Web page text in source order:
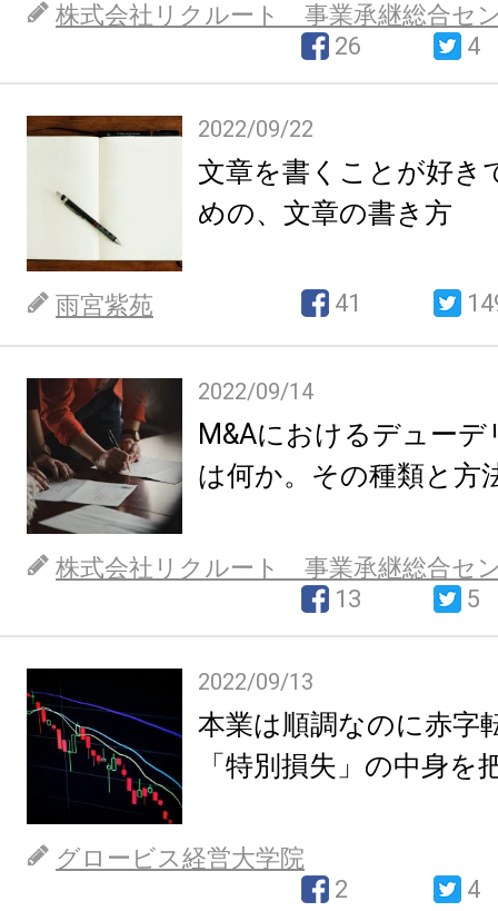
株式会社リクルート 事業承継総合セ
26
4
2022/09/22
文章を書くことが好き
めの、文章の書き方
雨宮紫苑 41
2022/09/14
M&Aにおけるデュー
は何か。その種類と方
株式会社リクルート 事業承継総合セ
13
5
2022/09/13
本業は順調なのに赤字
「特別損失」の中身を
グロービス経営大学院
2
4